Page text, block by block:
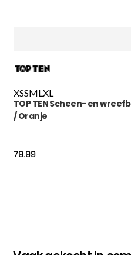
XSSML XL
TOP TEN Scheen- en
/ Oranje
79.99